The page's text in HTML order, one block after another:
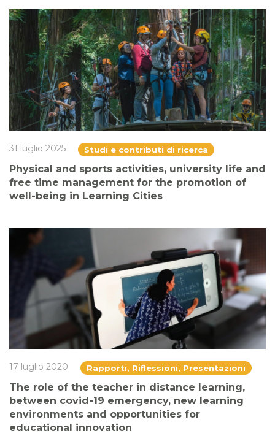
31 luglio 2025 Studi e contributi di ricerca
Physical and sports activities, university life and
free time management for the promotion of
well-being in Learning Cities
17 luglio 2020 Rapporti, Riflessioni, Presentazioni
The role of the teacher in distance learning,
between covid-19 emergency, new learning
environments and opportunities for
educational innovation